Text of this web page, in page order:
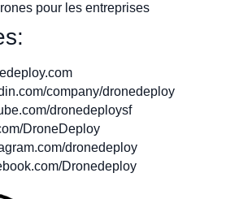
pour les entreprises
company/dronedeploy
dronedeploysf
DroneDeploy
dronedeploy
Dronedeploy